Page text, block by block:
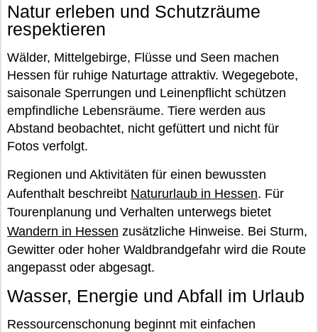
Natur erleben und Schutzräume
respektieren
Wälder, Mittelgebirge, Flüsse und Seen machen
Hessen für ruhige Naturtage attraktiv. Wegegebote,
saisonale Sperrungen und Leinenpflicht schützen
empfindliche Lebensräume. Tiere werden aus
Abstand beobachtet, nicht gefüttert und nicht für
Fotos verfolgt.
Regionen und Aktivitäten für einen bewussten
Aufenthalt beschreibt Natururlaub in Hessen. Für
Tourenplanung und Verhalten unterwegs bietet
Wandern in Hessen zusätzliche Hinweise. Bei Sturm,
Gewitter oder hoher Waldbrandgefahr wird die Route
angepasst oder abgesagt.
Wasser, Energie und Abfall im Urlaub
Ressourcenschonung beginnt mit einfachen